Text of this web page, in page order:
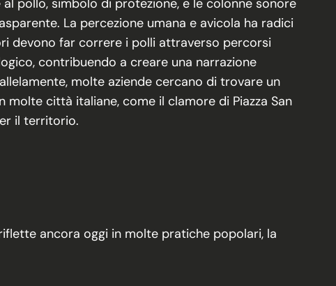
La percezione umana e avicola ha radici
devono far correre i polli attraverso percorsi
contribuendo a creare una narrazione
molte aziende cercano di trovare un
città italiane, come il clamore di Piazza San
il territorio.
ancora oggi in molte pratiche popolari, la